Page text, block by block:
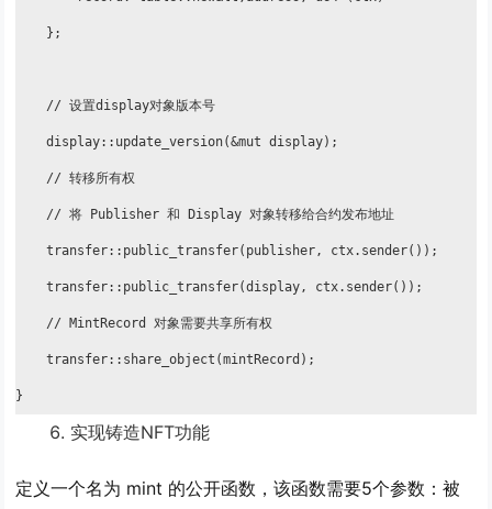
    };
    // 设置display对象版本号
    display::update_version(&mut display);
    // 转移所有权
    // 将 Publisher 和 Display 对象转移给合约发布地址
    transfer::public_transfer(publisher, ctx.sender());
    transfer::public_transfer(display, ctx.sender());
    // MintRecord 对象需要共享所有权
    transfer::share_object(mintRecord);
}
实现铸造NFT功能
定义一个名为 mint 的公开函数，该函数需要5个参数：被